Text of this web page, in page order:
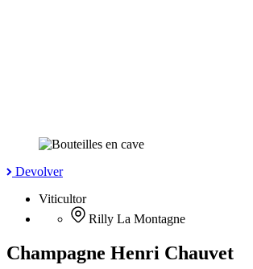
Devolver
Viticultor
Rilly La Montagne
Champagne Henri Chauvet